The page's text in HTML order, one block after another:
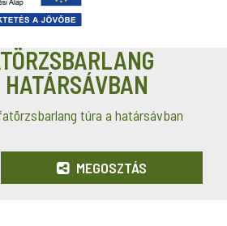
túra a határsávban
MEGOSZTÁS